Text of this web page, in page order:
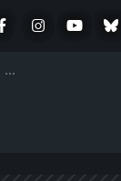
FacebookInstagram